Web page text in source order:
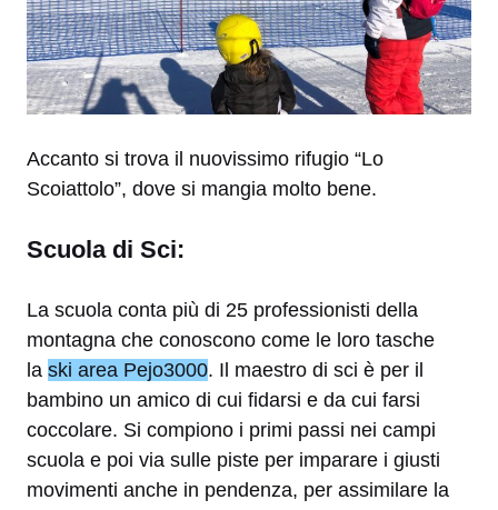
Accanto si trova il nuovissimo rifugio “Lo
Scoiattolo”, dove si mangia molto bene.
Scuola di Sci:
La scuola conta più di 25 professionisti della
montagna che conoscono come le loro tasche
la ski area Pejo3000. Il maestro di sci è per il
bambino un amico di cui fidarsi e da cui farsi
coccolare. Si compiono i primi passi nei campi
scuola e poi via sulle piste per imparare i giusti
movimenti anche in pendenza, per assimilare la